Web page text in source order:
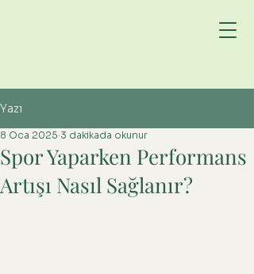
Yazı
Spor Yaparken Performans
Artışı Nasıl Sağlanır?
8 Oca 2025 3 dakikada okunur